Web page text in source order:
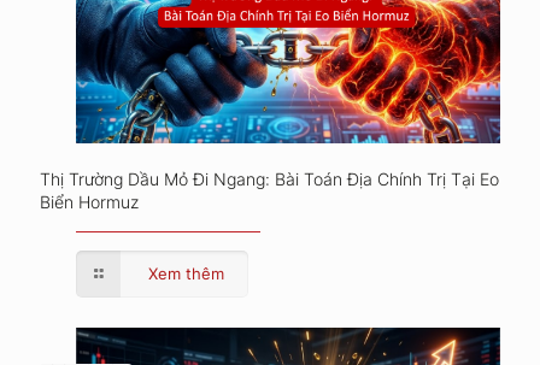
Thị Trường Dầu Mỏ Đi Ngang: Bài Toán Địa Chính Trị Tại Eo
Biển Hormuz
Xem thêm